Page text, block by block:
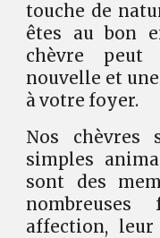
touche de
êtes au bon
chèvre peut
nouvelle et
à votre foyer.
Nos chèvres
simples
sont des
affection,